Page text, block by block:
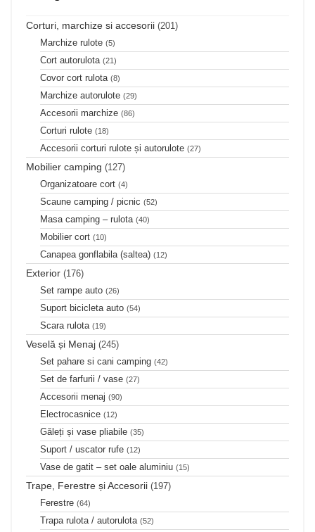
Corturi, marchize si accesorii (201)
Marchize rulote (5)
Cort autorulota (21)
Covor cort rulota (8)
Marchize autorulote (29)
Accesorii marchize (86)
Corturi rulote (18)
Accesorii corturi rulote și autorulote (27)
Mobilier camping (127)
Organizatoare cort (4)
Scaune camping / picnic (52)
Masa camping – rulota (40)
Mobilier cort (10)
Canapea gonflabila (saltea) (12)
Exterior (176)
Set rampe auto (26)
Suport bicicleta auto (54)
Scara rulota (19)
Veselă și Menaj (245)
Set pahare si cani camping (42)
Set de farfurii / vase (27)
Accesorii menaj (90)
Electrocasnice (12)
Găleți și vase pliabile (35)
Suport / uscator rufe (12)
Vase de gatit – set oale aluminiu (15)
Trape, Ferestre și Accesorii (197)
Ferestre (64)
Trapa rulota / autorulota (52)